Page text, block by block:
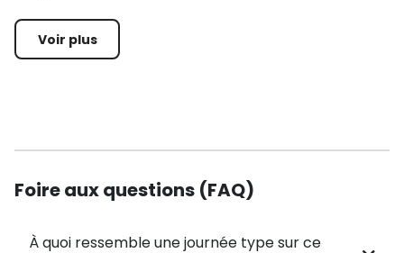
ENSEIGNEMENT 📚 :
Eaquals, garantissant des méthodes pédagogiques
Voir plus
Foire aux questions (FAQ)
À quoi ressemble une journée type sur ce